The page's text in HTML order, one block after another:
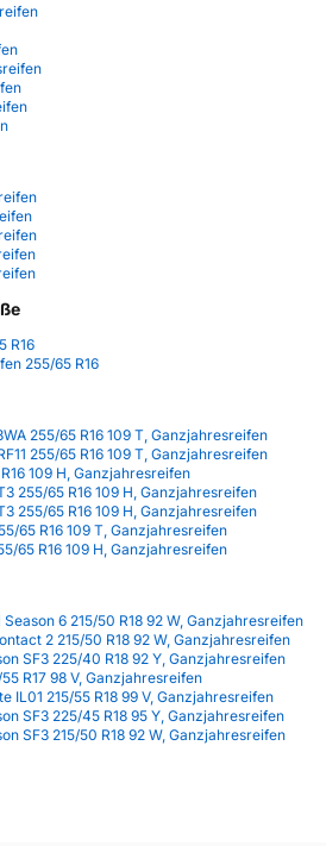
R16
255/65 R16
255/65 R16 109 T, Ganzjahresreifen
255/65 R16 109 T, Ganzjahresreifen
109 H, Ganzjahresreifen
255/65 R16 109 H, Ganzjahresreifen
255/65 R16 109 H, Ganzjahresreifen
65 R16 109 T, Ganzjahresreifen
65 R16 109 H, Ganzjahresreifen
6 215/50 R18 92 W, Ganzjahresreifen
2 215/50 R18 92 W, Ganzjahresreifen
SF3 225/40 R18 92 Y, Ganzjahresreifen
R17 98 V, Ganzjahresreifen
IL01 215/55 R18 99 V, Ganzjahresreifen
SF3 225/45 R18 95 Y, Ganzjahresreifen
SF3 215/50 R18 92 W, Ganzjahresreifen